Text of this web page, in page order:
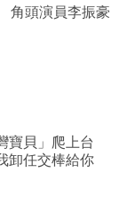
頭演員李振豪
寶貝」爬上台
卸任交棒給你